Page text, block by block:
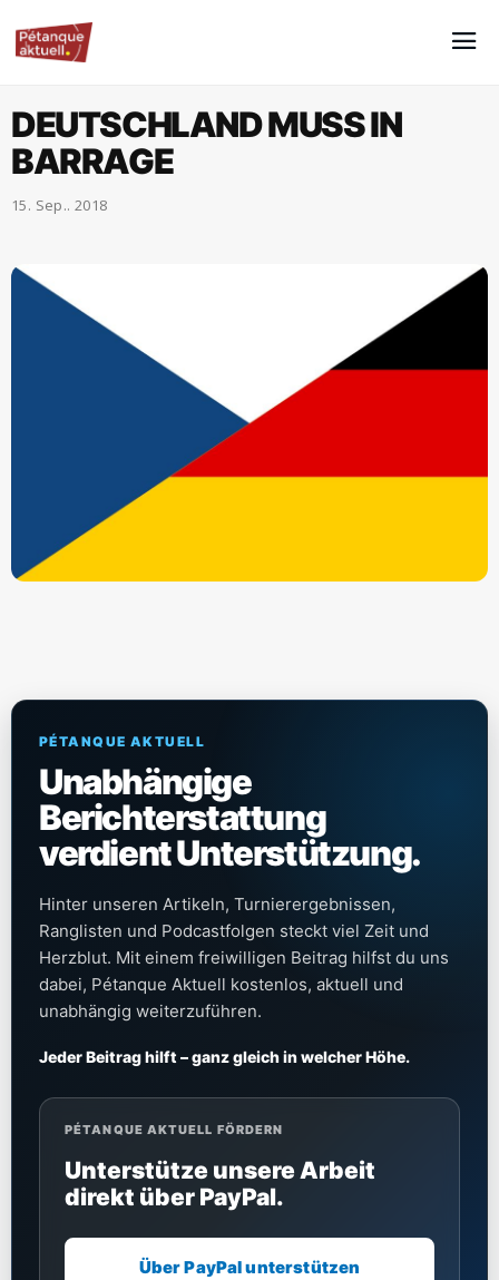
DEUTSCHLAND MUSS IN
BARRAGE
15. Sep.. 2018
PÉTANQUE AKTUELL
Unabhängige
Berichterstattung
verdient Unterstützung.
Hinter unseren Artikeln, Turnierergebnissen,
Ranglisten und Podcastfolgen steckt viel Zeit und
Herzblut. Mit einem freiwilligen Beitrag hilfst du uns
dabei, Pétanque Aktuell kostenlos, aktuell und
unabhängig weiterzuführen.
Jeder Beitrag hilft – ganz gleich in welcher Höhe.
PÉTANQUE AKTUELL FÖRDERN
Unterstütze unsere Arbeit
direkt über PayPal.
Über PayPal unterstützen